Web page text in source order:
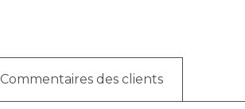
Commentaires des clients